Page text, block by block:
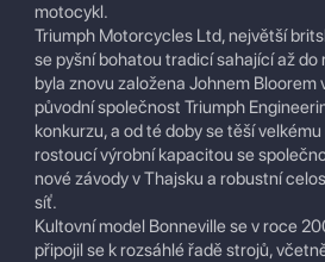
motocykl.
Triumph Motorcycles Ltd, největší
se pyšní bohatou tradicí sahající až do
byla znovu založena Johnem
původní společnost Triumph
konkurzu, a od té doby se těší
rostoucí výrobní kapacitou se
nové závody v Thajsku a robustní
síť.
Kultovní model Bonneville se v roce
připojil se k rozsáhlé řadě strojů,